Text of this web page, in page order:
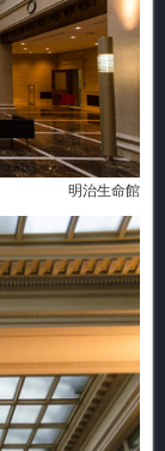
明治生命館